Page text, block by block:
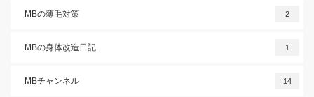
MBの薄毛対策 2
MBの身体改造日記 1
MBチャンネル 14